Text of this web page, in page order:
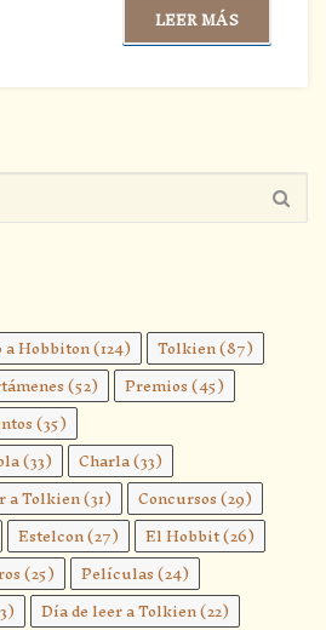
LEER MÁS
a Hobbiton(124) Tolkien(87)
(52) Premios(45)
(35)
(33) Charla(33)
a Tolkien(31) Concursos(29)
Estelcon(27) El Hobbit(26)
(25) Películas(24)
Día de leer a Tolkien(22)